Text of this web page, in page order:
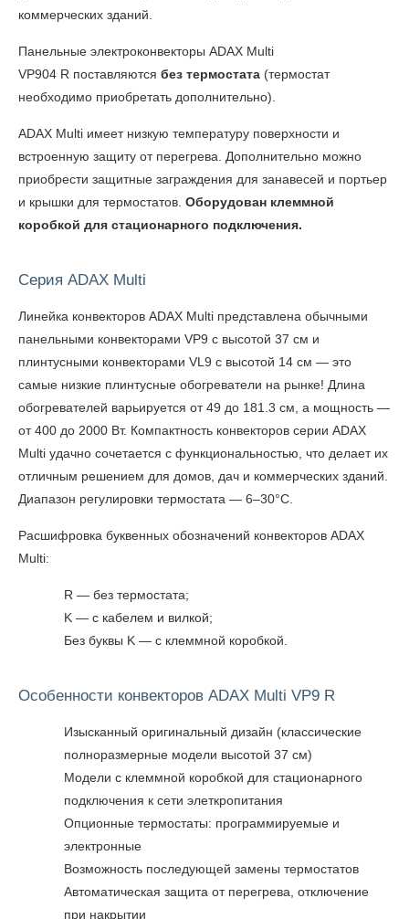
коммерческих зданий.
Панельные электроконвекторы ADAX Multi
VP904 R поставляются без термостата (термостат
необходимо приобретать дополнительно).
ADAX Multi имеет низкую температуру поверхности и
встроенную защиту от перегрева. Дополнительно можно
приобрести защитные заграждения для занавесей и портьер
и крышки для термостатов. Оборудован клеммной
коробкой для стационарного подключения.
Серия ADAX Multi
Линейка конвекторов ADAX Multi представлена обычными
панельными конвекторами VP9 с высотой 37 см и
плинтусными конвекторами VL9 с высотой 14 см — это
самые низкие плинтусные обогреватели на рынке! Длина
обогревателей варьируется от 49 до 181.3 см, а мощность —
от 400 до 2000 Вт. Компактность конвекторов серии ADAX
Multi удачно сочетается с функциональностью, что делает их
отличным решением для домов, дач и коммерческих зданий.
Диапазон регулировки термостата — 6–30°C.
Расшифровка буквенных обозначений конвекторов ADAX
Multi:
R — без термостата;
K — с кабелем и вилкой;
Без буквы K — с клеммной коробкой.
Особенности конвекторов ADAX Multi VP9 R
Изысканный оригинальный дизайн (классические
полноразмерные модели высотой 37 см)
Модели с клеммной коробкой для стационарного
подключения к сети элеткропитания
Опционные термостаты: программируемые и
электронные
Возможность последующей замены термостатов
Автоматическая защита от перегрева, отключение
при накрытии